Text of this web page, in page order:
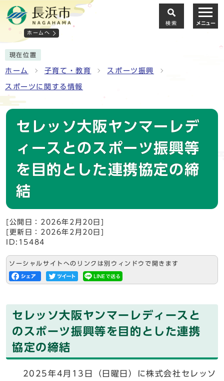
ホームへ
検索 メニュー
現在位置
ホーム 子育て・教育 スポーツ振興
スポーツに関する情報
セレッソ大阪ヤンマーレデ
ィースとのスポーツ振興等
を目的とした連携協定の締
結
[公開日：2026年2月20日]
[更新日：2026年2月20日]
ID:15484
ソーシャルサイトへのリンクは別ウィンドウで開きます
セレッソ大阪ヤンマーレディースと
のスポーツ振興等を目的とした連携
協定の締結
2025年4月13日（日曜日）に株式会社セレッソ